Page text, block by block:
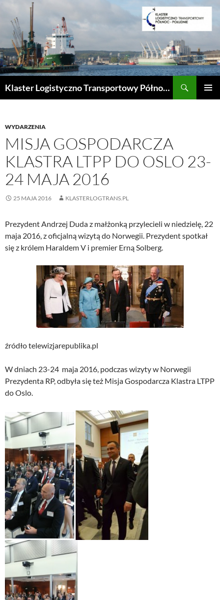
treści
Klaster Logistyczno Transportowy Północ-Południe
WYDARZENIA
MISJA GOSPODARCZA
KLASTRA LTPP DO OSLO 23-
24 MAJA 2016
25 MAJA 2016 KLASTERLOGTRANS.PL
Prezydent Andrzej Duda z małżonką przylecieli w niedzielę, 22
maja 2016, z oficjalną wizytą do Norwegii. Prezydent spotkał
się z królem Haraldem V i premier Erną Solberg.
źródło telewizjarepublika.pl
W dniach 23-24 maja 2016, podczas wizyty w Norwegii
Prezydenta RP, odbyła się też Misja Gospodarcza Klastra LTPP
do Oslo.